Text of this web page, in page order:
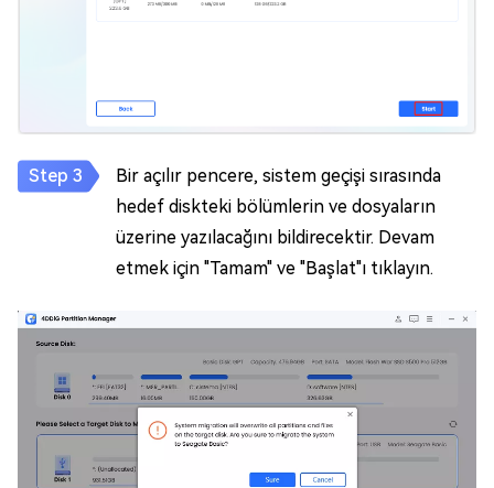
Bir açılır pencere, sistem geçişi sırasında
hedef diskteki bölümlerin ve dosyaların
üzerine yazılacağını bildirecektir. Devam
etmek için "Tamam" ve "Başlat"ı tıklayın.